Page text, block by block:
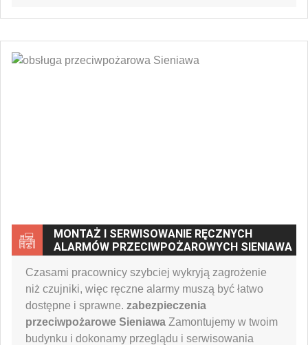
MONTAŻ I SERWISOWANIE RĘCZNYCH
ALARMÓW PRZECIWPOŻAROWYCH SIENIAWA
Czasami pracownicy szybciej wykryją zagrożenie
niż czujniki, więc ręczne alarmy muszą być łatwo
dostępne i sprawne. zabezpieczenia
przeciwpożarowe Sieniawa Zamontujemy w twoim
budynku i dokonamy przeglądu i serwisowania